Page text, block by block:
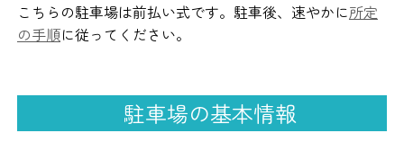
こちらの駐車場は前払い式です。駐車後、速やかに所定
の手順に従ってください。
駐車場の基本情報